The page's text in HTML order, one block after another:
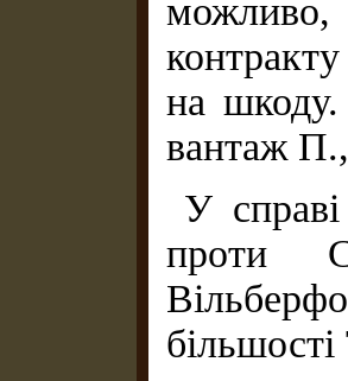
можливо,
на шкоду.
вантаж
У
проти